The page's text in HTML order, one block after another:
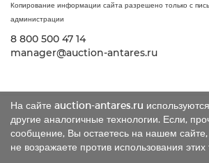
На сайте auction-antares.ru
другие аналогичные технологии. Если,
сообщение, Вы остаетесь на нашем сайте,
не возражаете против использования этих
Копирование информации сайта разрешено только с
администрации
8 800 500 47 14
manager@auction-antares.ru